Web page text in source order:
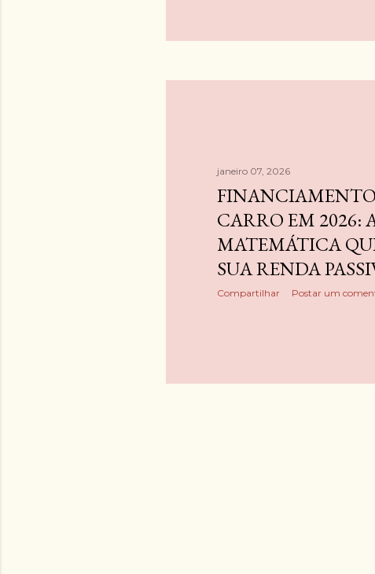
janeiro 07, 2026
CARRO EM 2026:
MATEMÁTICA
SUA RENDA
Compartilhar Postar um